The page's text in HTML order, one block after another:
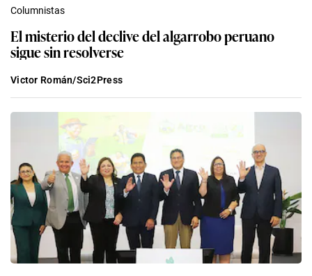
Columnistas
El misterio del declive del algarrobo peruano
sigue sin resolverse
Victor Román/Sci2Press